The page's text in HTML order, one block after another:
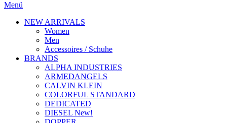
Menü
NEW ARRIVALS
Women
Men
Accessoires / Schuhe
BRANDS
ALPHA INDUSTRIES
ARMEDANGELS
CALVIN KLEIN
COLORFUL STANDARD
DEDICATED
DIESEL New!